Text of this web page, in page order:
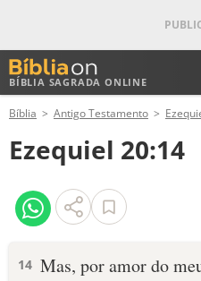
BÍBLIA SAGRADA ONLINE
ANTIGO TESTAMENTO
NOVO TESTAMENTO
VERSÍCULOS
Bíblia Antigo Testamento
Ezequiel 20:14
14 Mas, por amor do